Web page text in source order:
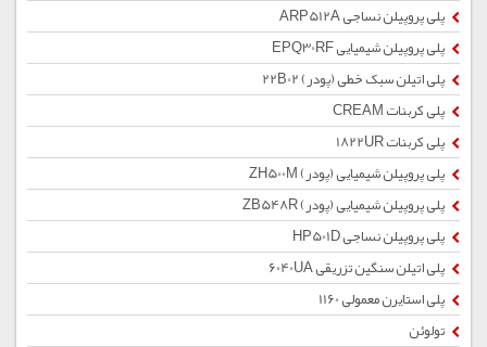
پلی پروپیلن نساجی ARP512A
پلی پروپیلن شیمیایی EPQ30RF
پلی اتیلن سبک خطی (پودر) 22B02
پلی کربنات CREAM
پلی کربنات 1822UR
پلی پروپیلن شیمیایی (پودر) ZH500M
پلی پروپیلن شیمیایی (پودر) ZB548R
پلی پروپیلن نساجی HP501D
پلی اتیلن سنگین تزریقی 6040UA
پلی استایرن معمولی 1160
تولوئن